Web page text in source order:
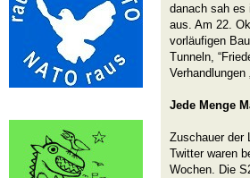
danach sah es
aus. Am 22.
vorläufigen
Tunneln,
Verhandlungen
Jede Menge
Zuschauer der
Twitter waren
Wochen. Die